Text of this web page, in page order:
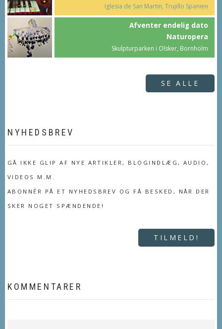
Iglesia de San Martin, Trujillo Spanien
Afventer endelig dato
Naturopera
Skulpturparken i Olsker, Bornholm
SE ALLE
NYHEDSBREV
GÅ IKKE GLIP AF NYE ARTIKLER, BLOGINDLÆG, AUDIO,
VIDEOS M.M.
ABONNÉR PÅ ET NYHEDSBREV OG FÅ BESKED, NÅR DER
SKER NOGET SPÆNDENDE!
TILMELD!
KOMMENTARER